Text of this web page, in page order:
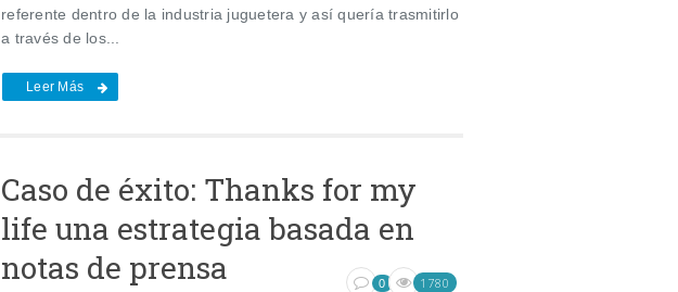
referente dentro de la industria juguetera y así quería trasmitirlo
a través de los...
Leer Más
Caso de éxito: Thanks for my
life una estrategia basada en
notas de prensa
0 1780